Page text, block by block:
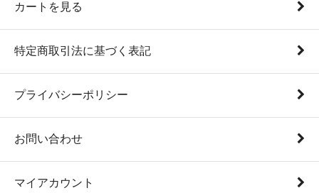
カートを見る
特定商取引法に基づく表記
プライバシーポリシー
お問い合わせ
マイアカウント